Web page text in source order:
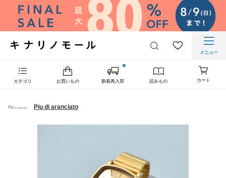
メニュー
カテゴリ お買いもの 新着再入荷 読みもの カート
Piu di aranciato